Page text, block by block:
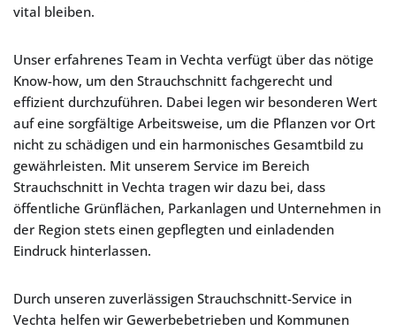
vital bleiben.
Unser erfahrenes Team in Vechta verfügt über das nötige
Know-how, um den Strauchschnitt fachgerecht und
effizient durchzuführen. Dabei legen wir besonderen Wert
auf eine sorgfältige Arbeitsweise, um die Pflanzen vor Ort
nicht zu schädigen und ein harmonisches Gesamtbild zu
gewährleisten. Mit unserem Service im Bereich
Strauchschnitt in Vechta tragen wir dazu bei, dass
öffentliche Grünflächen, Parkanlagen und Unternehmen in
der Region stets einen gepflegten und einladenden
Eindruck hinterlassen.
Durch unseren zuverlässigen Strauchschnitt-Service in
Vechta helfen wir Gewerbebetrieben und Kommunen